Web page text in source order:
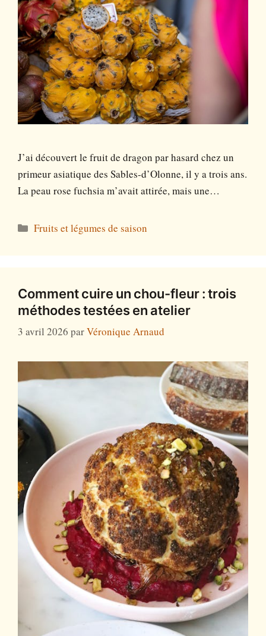
J’ai découvert le fruit de dragon par hasard chez un
primeur asiatique des Sables-d’Olonne, il y a trois ans.
La peau rose fuchsia m’avait attirée, mais une…
Catégories
Fruits et légumes de saison
Comment cuire un chou-fleur : trois
méthodes testées en atelier
3 avril 2026 parVéronique Arnaud